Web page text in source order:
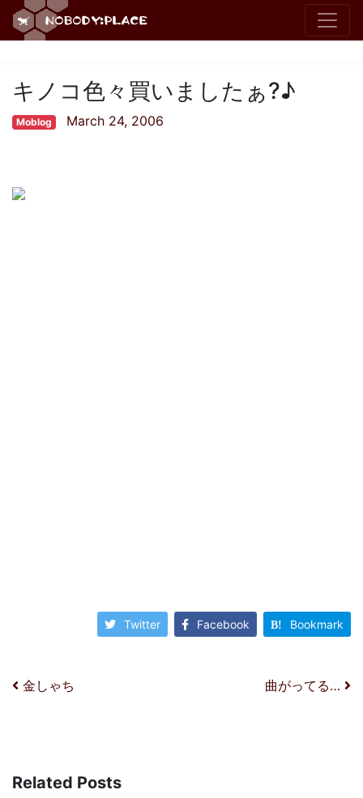
キノコ色々買いましたぁ?♪
Moblog March 24, 2006
Twitter Facebook Bookmark
投稿ナビゲーション
金しゃち 曲がってる…
Related Posts